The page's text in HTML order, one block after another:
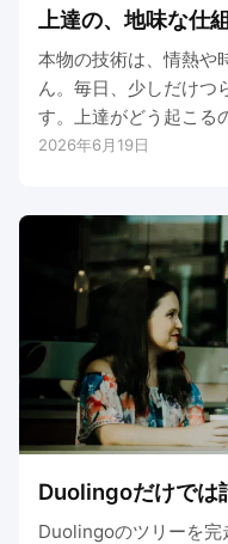
上達の、地味な仕
本物の技術は、情熱や
ん。毎日、少しだけつ
す。上達がどう起こる
2026年6月19日
Duolingoだけでは
Duolingoのツリーを完